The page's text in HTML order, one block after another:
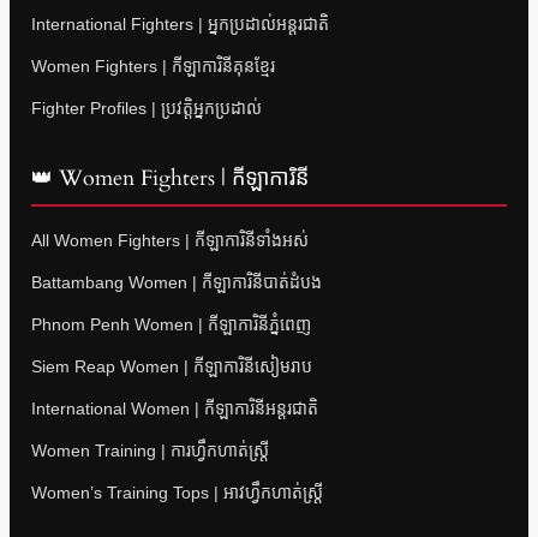
International Fighters | អ្នកប្រដាល់អន្តរជាតិ
Women Fighters | កីឡាការិនីគុនខ្មែរ
Fighter Profiles | ប្រវត្តិអ្នកប្រដាល់
👑 Women Fighters | កីឡាការិនី
All Women Fighters | កីឡាការិនីទាំងអស់
Battambang Women | កីឡាការិនីបាត់ដំបង
Phnom Penh Women | កីឡាការិនីភ្នំពេញ
Siem Reap Women | កីឡាការិនីសៀមរាប
International Women | កីឡាការិនីអន្តរជាតិ
Women Training | ការហ្វឹកហាត់ស្ត្រី
Women’s Training Tops | អាវហ្វឹកហាត់ស្ត្រី